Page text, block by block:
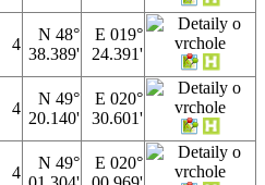
4
N 48°
38.389'
E 019°
24.391'
4
N 49°
20.140'
E 020°
30.601'
4
N 49°
E 020°